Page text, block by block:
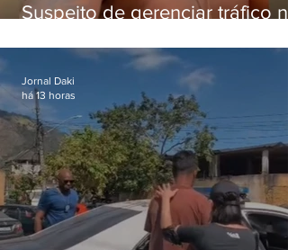
Suspeito de gerenciar tráfico na
foragido
Jornal Daki
há 13 horas